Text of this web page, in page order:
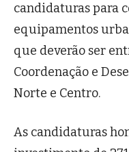
candidaturas para
equipamentos
que deverão ser
Coordenação e
Norte e Centro.
As candidaturas